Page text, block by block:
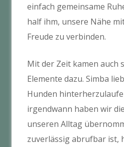
einfach gemeinsame
half ihm, unsere Nähe
Freude zu verbinden.
Mit der Zeit kamen auch
Elemente dazu. Simba
Hunden
irgendwann haben wir
unseren Alltag
zuverlässig abrufbar ist,